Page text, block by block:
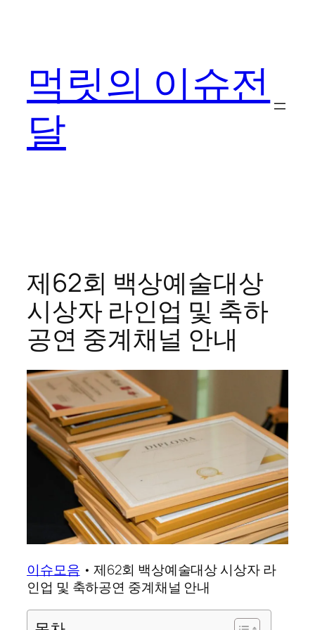
먹릿의 이슈전
달
제62회 백상예술대상
시상자 라인업 및 축하
공연 중계채널 안내
이슈모음 •제62회 백상예술대상 시상자 라
인업 및 축하공연 중계채널 안내